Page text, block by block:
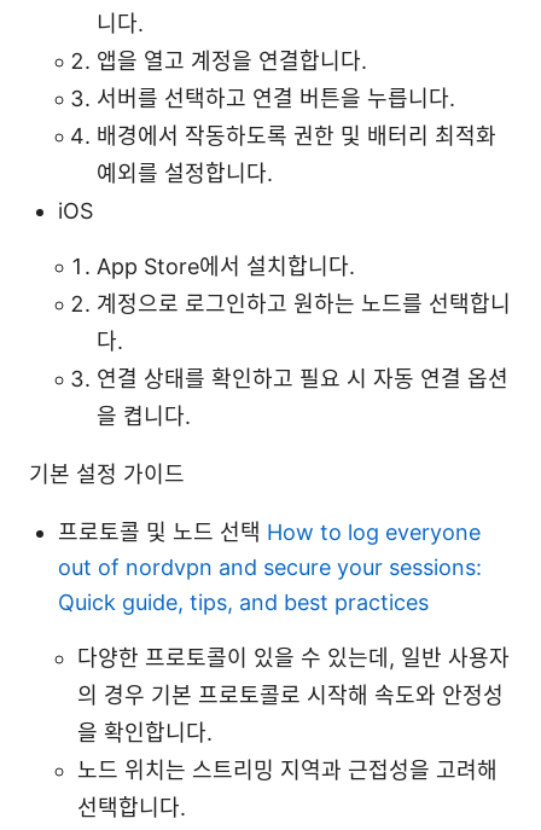
니다.
앱을 열고 계정을 연결합니다.
서버를 선택하고 연결 버튼을 누릅니다.
배경에서 작동하도록 권한 및 배터리 최적화
예외를 설정합니다.
iOS
App Store에서 설치합니다.
계정으로 로그인하고 원하는 노드를 선택합니
다.
연결 상태를 확인하고 필요 시 자동 연결 옵션
을 켭니다.
기본 설정 가이드
프로토콜 및 노드 선택 How to log everyone
out of nordvpn and secure your sessions:
Quick guide, tips, and best practices
다양한 프로토콜이 있을 수 있는데, 일반 사용자
의 경우 기본 프로토콜로 시작해 속도와 안정성
을 확인합니다.
노드 위치는 스트리밍 지역과 근접성을 고려해
선택합니다.